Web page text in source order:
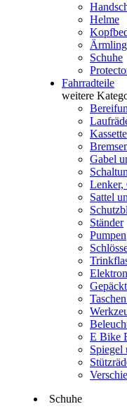
Helme
Schuhe
Fahrradteile
weitere
Gabel
Lenker,
Sattel
Ständer
Pumpen
E Bike
Spiegel
Schuhe